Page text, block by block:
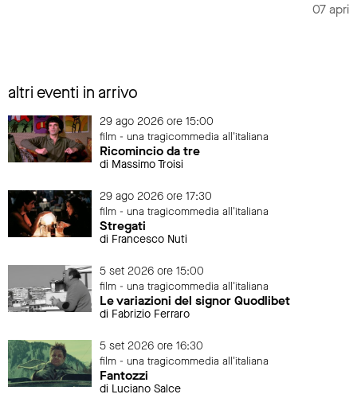
07
altri eventi in arrivo
29 ago 2026 ore 15:00
film - una tragicommedia all'italiana
Ricomincio da tre
di Massimo Troisi
29 ago 2026 ore 17:30
film - una tragicommedia all'italiana
Stregati
di Francesco Nuti
5 set 2026 ore 15:00
film - una tragicommedia all'italiana
Le variazioni del signor Quodlibet
di Fabrizio Ferraro
5 set 2026 ore 16:30
film - una tragicommedia all'italiana
Fantozzi
di Luciano Salce